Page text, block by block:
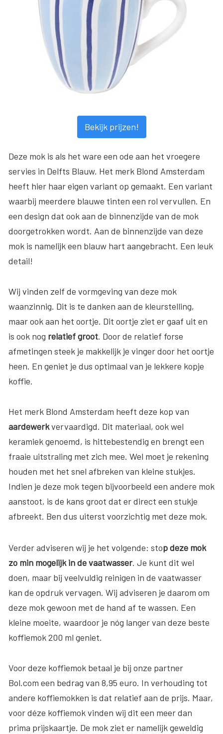
Bekijk prijzen!
Deze mok is als het ware een ode aan het vroegere
servies in Delfts Blauw. Het merk Blond Amsterdam
heeft hier haar eigen variant op gemaakt. Een variant
waarbij meerdere blauwe tinten een rol vervullen. En
een design dat ook aan de binnenzijde van de mok
doorgetrokken wordt. Aan de binnenzijde van deze
mok is namelijk een blauw hart aangebracht. Een leuk
detail!
Wij vinden zelf de vormgeving van deze mok
waanzinnig. Dit is te danken aan de kleurstelling,
maar ook aan het oortje. Dit oortje ziet er gaaf uit en
is ook nog relatief groot. Door de relatief forse
afmetingen steek je makkelijk je vinger door het oortje
heen. En geniet je dus optimaal van je lekkere kopje
koffie.
Het merk Blond Amsterdam heeft deze kop van
aardewerkvervaardigd. Dit materiaal, ook wel
keramiek genoemd, is hittebestendig en brengt een
fraaie uitstraling met zich mee. Wel moet je rekening
houden met het snel afbreken van kleine stukjes.
Indien je deze mok tegen bijvoorbeeld een andere mok
aanstoot, is de kans groot dat er direct een stukje
afbreekt. Ben dus uiterst voorzichtig met deze mok.
Verder adviseren wij je het volgende: stop deze mok
zo min mogelijk in de vaatwasser. Je kunt dit wel
doen, maar bij veelvuldig reinigen in de vaatwasser
kan de opdruk vervagen. Wij adviseren je daarom om
deze mok gewoon met de hand af te wassen. Een
kleine moeite, waardoor je nóg langer van deze beste
koffiemok 200 ml geniet.
Voor deze koffiemok betaal je bij onze partner
Bol.com een bedrag van 8,95 euro. In verhouding tot
andere koffiemokken is dat relatief aan de prijs. Maar,
voor déze koffiemok vinden wij dit een meer dan
prima prijskaartje. De mok ziet er namelijk geweldig